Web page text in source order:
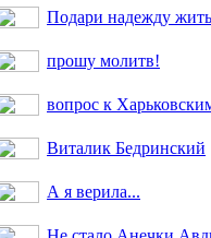
Подари надежду
прошу молитв!
вопрос к
Виталик Бедринский
А я верила...